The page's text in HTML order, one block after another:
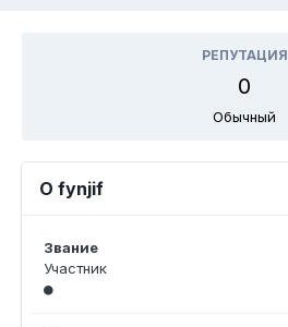
РЕПУТАЦИЯ
0
Обычный
О fynjif
Звание
Участник